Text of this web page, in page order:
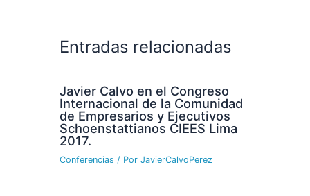
Entradas relacionadas
Javier Calvo en el Congreso
Internacional de la Comunidad
de Empresarios y Ejecutivos
Schoenstattianos CIEES Lima
2017.
Conferencias / PorJavierCalvoPerez